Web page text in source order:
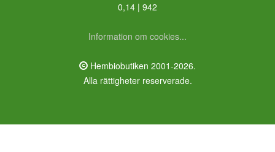
0,14 | 942
Information om cookies...
Hembiobutiken 2001-2026.
Alla rättigheter reserverade.